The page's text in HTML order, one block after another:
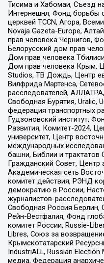
Тисима и Хабомаи, Съезд
Интернешнл, Фонд борьбы
церквей TCCN, Агора,
Novaja Gazeta-Europe,
прав человека Чернигов,
Белорусский дом прав
Дом прав человека
Дом прав человека Крым,
Studios, ТВ Дождь, Центр
Вилфрида Мартенса,
расследователей,
Свободная Бурятия, Uralic,
федерация транспортных
Гудзоновский институт,
Развития, Комитет-2024,
университет, Центр
международных
башни, Библии и трактатов
Гражданский Совет, Центр
Академическая сеть
комитет действия, РЭНД
демократию в России,
журналистов-
Свободная Россия Берлин,
Рейн-Вестфалия, Фонд
комитет России, Russie-
Libres, Союз за
Крымскотатарский
IndustriALL, Russian
медиа, Федерация